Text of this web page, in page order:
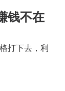
钱不在
打下去，利